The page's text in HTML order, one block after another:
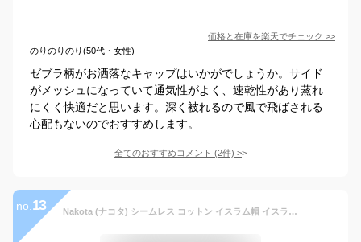
価格と在庫を楽天でチェック >>
のりのりのり(50代・女性)
ゼブラ柄がお洒落なキャップはいかがでしょうか。サイド
がメッシュになっていて通気性がよく、速乾性があり蒸れ
にくく快適だと思います。深く被れるので風で飛ばされる
心配もないのでおすすめします。
全てのおすすめコメント (2件) >
no. 13 Nakota (ナコタ) シームレス コットン イスラム帽 イスラムワッチキャップ 日本製 帽子 ワッチキャップ ビーニー Lサイズ チャコール(93)